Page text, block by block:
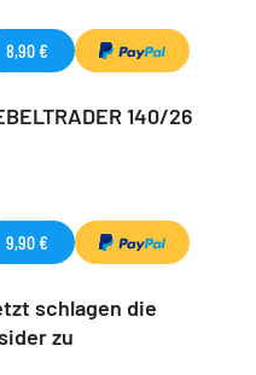
8,90 €
140/26
9,90 €
schlagen die
zu